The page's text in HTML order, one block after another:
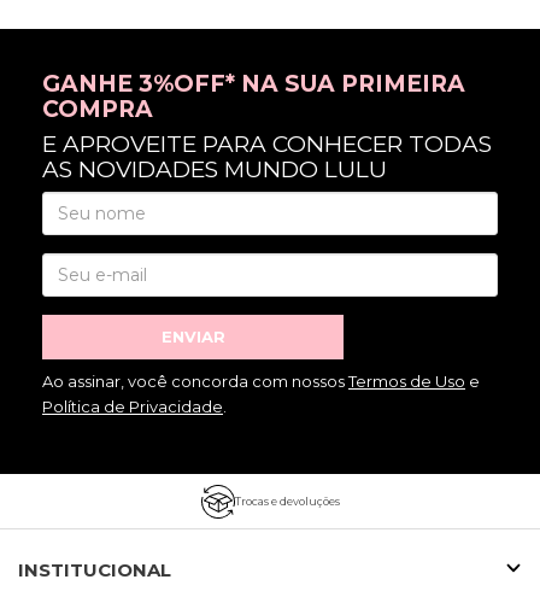
GANHE 3%OFF* NA SUA PRIMEIRA
COMPRA
E APROVEITE PARA CONHECER TODAS
AS NOVIDADES MUNDO LULU
ENVIAR
Ao assinar, você concorda com nossosTermos de Uso e
Política de Privacidade
Trocas e devoluções
INSTITUCIONAL